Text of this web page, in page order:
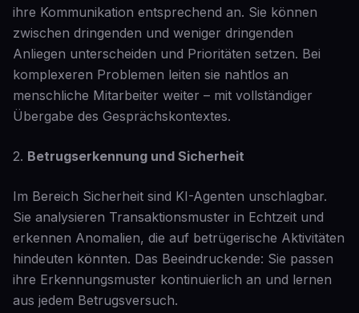
ihre Kommunikation entsprechend an. Sie können
zwischen dringenden und weniger dringenden
Anliegen unterscheiden und Prioritäten setzen. Bei
komplexeren Problemen leiten sie nahtlos an
menschliche Mitarbeiter weiter – mit vollständiger
Übergabe des Gesprächskontextes.
2. Betrugserkennung und Sicherheit
Im Bereich Sicherheit sind KI-Agenten unschlagbar.
Sie analysieren Transaktionsmuster in Echtzeit und
erkennen Anomalien, die auf betrügerische Aktivitäten
hindeuten könnten. Das Beeindruckende: Sie passen
ihre Erkennungsmuster kontinuierlich an und lernen
aus jedem Betrugsversuch.